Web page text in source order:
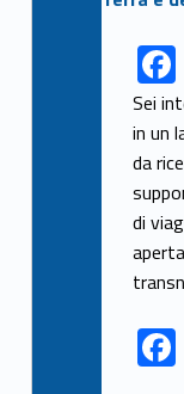
Link identifier share facebook archive #share-link-
Sei
in un
da
di